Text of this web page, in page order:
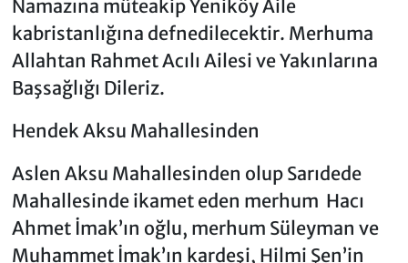
Namazına müteakip Yeniköy Aile
kabristanlığına defnedilecektir. Merhuma
Allahtan Rahmet Acılı Ailesi ve Yakınlarına
Başsağlığı Dileriz.
Hendek Aksu Mahallesinden
Aslen Aksu Mahallesinden olup Sarıdede
Mahallesinde ikamet eden merhum Hacı
Ahmet İmak’ın oğlu, merhum Süleyman ve
Muhammet İmak’ın kardeşi, Hilmi Şen’in